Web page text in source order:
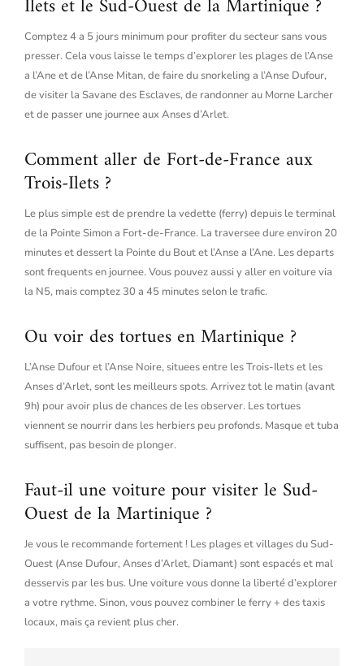
Ilets et le Sud-Ouest de la Martinique ?
Comptez 4 a 5 jours minimum pour profiter du secteur sans vous
presser. Cela vous laisse le temps d’explorer les plages de l’Anse
a l’Ane et de l’Anse Mitan, de faire du snorkeling a l’Anse Dufour,
de visiter la Savane des Esclaves, de randonner au Morne Larcher
et de passer une journee aux Anses d’Arlet.
Comment aller de Fort-de-France aux
Trois-Ilets ?
Le plus simple est de prendre la vedette (ferry) depuis le terminal
de la Pointe Simon a Fort-de-France. La traversee dure environ 20
minutes et dessert la Pointe du Bout et l’Anse a l’Ane. Les departs
sont frequents en journee. Vous pouvez aussi y aller en voiture via
la N5, mais comptez 30 a 45 minutes selon le trafic.
Ou voir des tortues en Martinique ?
L’Anse Dufour et l’Anse Noire, situees entre les Trois-Ilets et les
Anses d’Arlet, sont les meilleurs spots. Arrivez tot le matin (avant
9h) pour avoir plus de chances de les observer. Les tortues
viennent se nourrir dans les herbiers peu profonds. Masque et tuba
suffisent, pas besoin de plonger.
Faut-il une voiture pour visiter le Sud-
Ouest de la Martinique ?
Je vous le recommande fortement ! Les plages et villages du Sud-
Ouest (Anse Dufour, Anses d’Arlet, Diamant) sont espacés et mal
desservis par les bus. Une voiture vous donne la liberté d’explorer
a votre rythme. Sinon, vous pouvez combiner le ferry + des taxis
locaux, mais ça revient plus cher.